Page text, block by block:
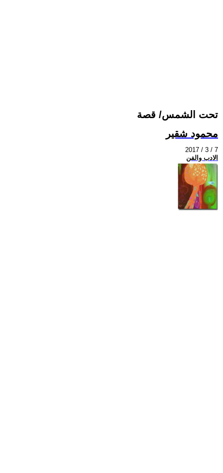
تحت الشمس/ قصة
محمود شقير
2017 / 3 / 7
الادب والفن